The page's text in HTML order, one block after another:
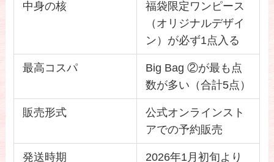
中身の核
福袋限定ワンピース
（オリジナルデザイ
ン）が必ず1点入る
最高コスパ
Big Bag ②が最も点
数が多い（合計5点）
販売形式
公式オンラインスト
アでの予約販売
発送時期
2026年1月初旬より